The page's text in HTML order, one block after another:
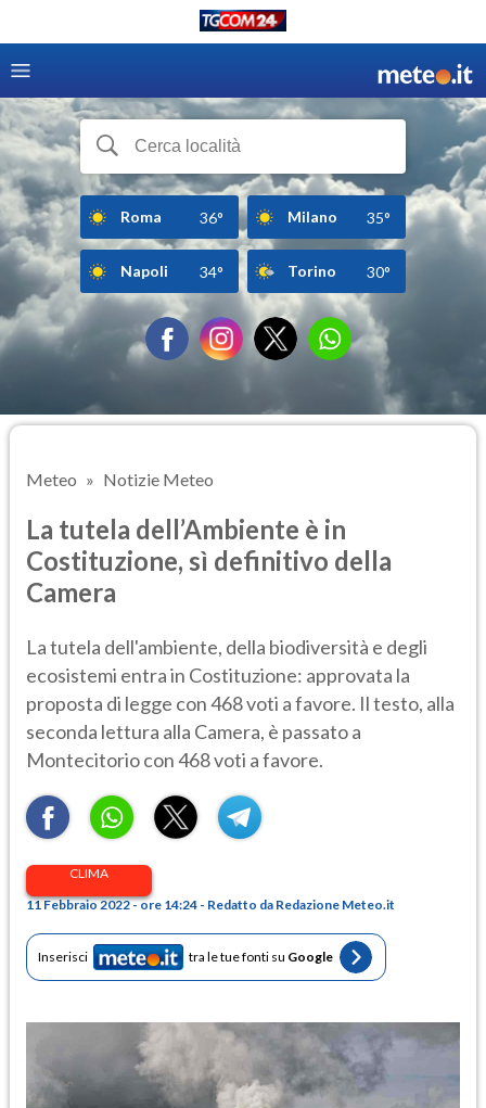
Roma 36° Milano 35°
Napoli 34° Torino 30°
Meteo Notizie Meteo
La tutela dell’Ambiente è in
Costituzione, sì definitivo della
Camera
La tutela dell'ambiente, della biodiversità e degli
ecosistemi entra in Costituzione: approvata la
proposta di legge con 468 voti a favore. Il testo, alla
seconda lettura alla Camera, è passato a
Montecitorio con 468 voti a favore.
CLIMA
11 Febbraio 2022 - ore 14:24 - Redatto da Redazione Meteo.it
Inserisci tra le tue fonti su Google